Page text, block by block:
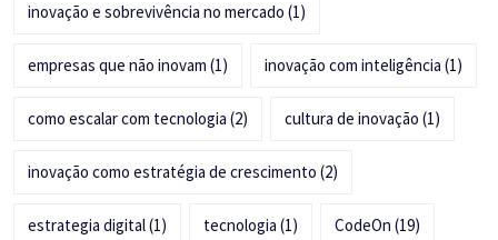
inovação e sobrevivência no mercado (1)
empresas que não inovam (1) inovação com inteligência (1)
como escalar com tecnologia (2) cultura de inovação (1)
inovação como estratégia de crescimento (2)
estrategia digital(1) tecnologia (1) CodeOn (19)